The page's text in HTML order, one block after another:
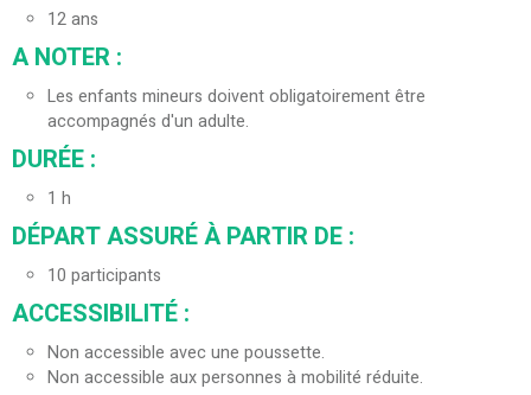
12ans
A NOTER :
Les enfants mineurs doivent obligatoirement être
accompagnés d'un adulte.
DURÉE :
1 h
DÉPART ASSURÉ À PARTIR DE :
10 participants
ACCESSIBILITÉ :
Non accessible avec une poussette.
Non accessible aux personnes à mobilité réduite.